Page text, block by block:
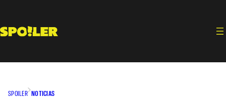
contenido
SPOILER NOTICIAS